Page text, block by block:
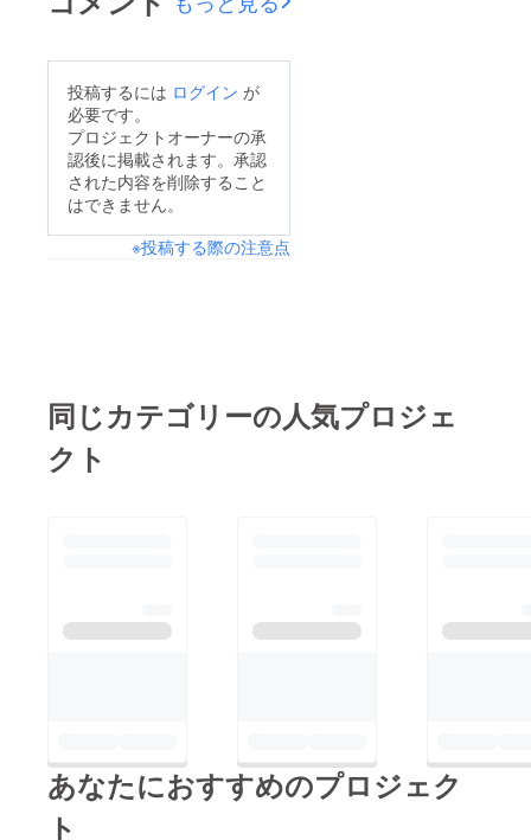
投稿するには ログイン が
必要です。
プロジェクトオーナーの承
認後に掲載されます。承認
された内容を削除すること
はできません。
※投稿する際の注意点
同じカテゴリーの人気プロジェ
クト
あなたにおすすめのプロジェク
ト